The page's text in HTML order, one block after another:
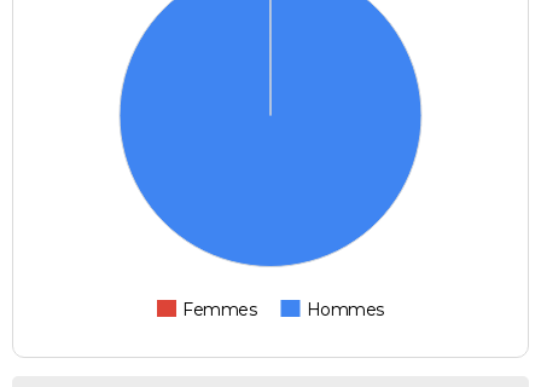
Femmes Hommes